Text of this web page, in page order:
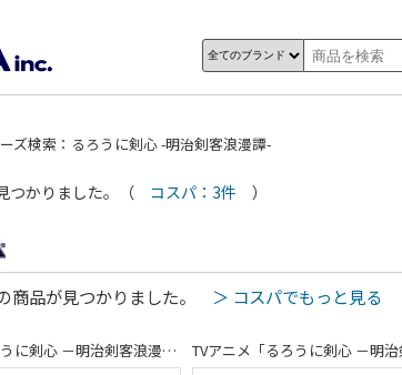
ズ検索：るろうに剣心 -明治剣客浪漫譚-
つかりました。（ コスパ：3件 ）
商品が見つかりました。 ＞ コスパでもっと見る
TVアニメ「るろうに剣心 －明治剣客浪漫譚－」